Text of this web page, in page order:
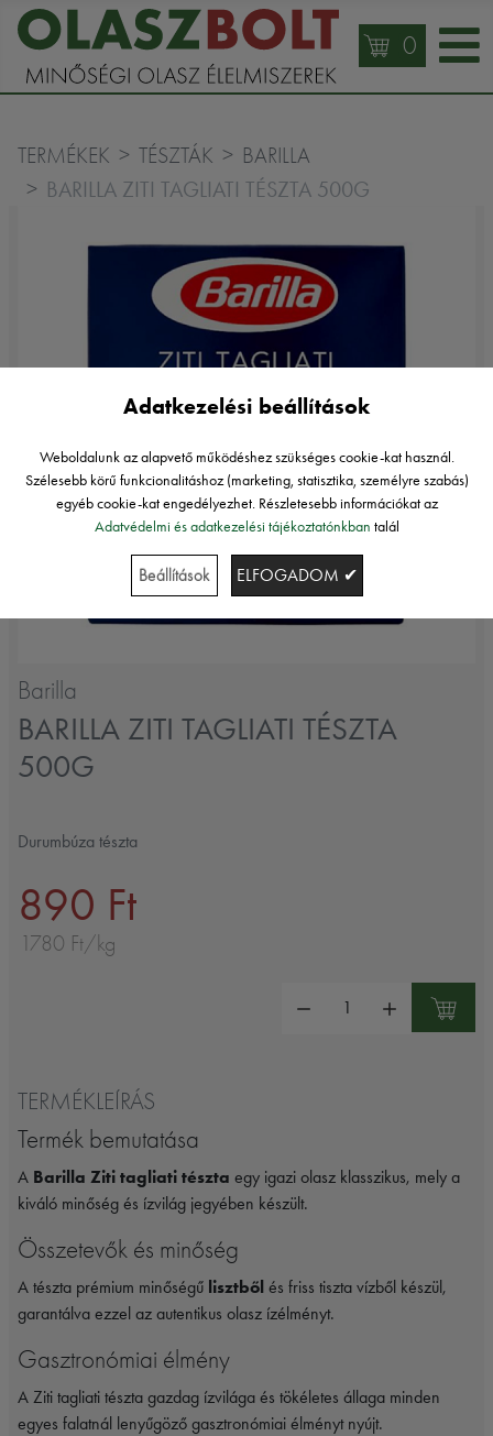
0
TERMÉKEK TÉSZTÁK BARILLA
BARILLA ZITI TAGLIATI TÉSZTA 500G
Barilla
BARILLA ZITI TAGLIATI TÉSZTA
500G
Durumbúza tészta
890 Ft
1780 Ft/kg
TERMÉKLEÍRÁS
Termék bemutatása
A Barilla Ziti tagliati tészta egy igazi olasz klasszikus, mely a
kiváló minőség és ízvilág jegyében készült.
Összetevők és minőség
A tészta prémium minőségű lisztből és friss tiszta vízből készül,
garantálva ezzel az autentikus olasz ízélményt.
Gasztronómiai élmény
A Ziti tagliati tészta gazdag ízvilága és tökéletes állaga minden
egyes falatnál lenyűgöző gasztronómiai élményt nyújt.
Adatkezelési beállítások
Weboldalunk az alapvető működéshez szükséges cookie-kat használ.
Szélesebb körű funkcionalitáshoz (marketing, statisztika, személyre szabás)
egyéb cookie-kat engedélyezhet. Részletesebb információkat az
Adatvédelmi és adatkezelési tájékoztatónkban talál
Beállítások ELFOGADOM ✔